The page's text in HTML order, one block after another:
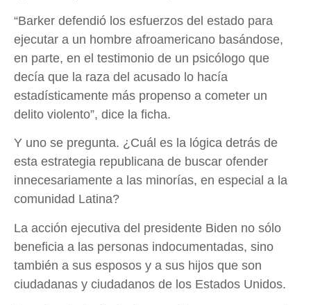
“Barker defendió los esfuerzos del estado para
ejecutar a un hombre afroamericano basándose,
en parte, en el testimonio de un psicólogo que
decía que la raza del acusado lo hacía
estadísticamente más propenso a cometer un
delito violento”, dice la ficha.
Y uno se pregunta. ¿Cuál es la lógica detrás de
esta estrategia republicana de buscar ofender
innecesariamente a las minorías, en especial a la
comunidad Latina?
La acción ejecutiva del presidente Biden no sólo
beneficia a las personas indocumentadas, sino
también a sus esposos y a sus hijos que son
ciudadanas y ciudadanos de los Estados Unidos.